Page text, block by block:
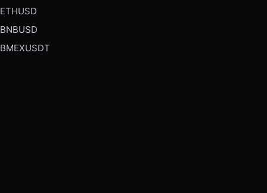
ETHUSD
BNBUSD
BMEXUSDT